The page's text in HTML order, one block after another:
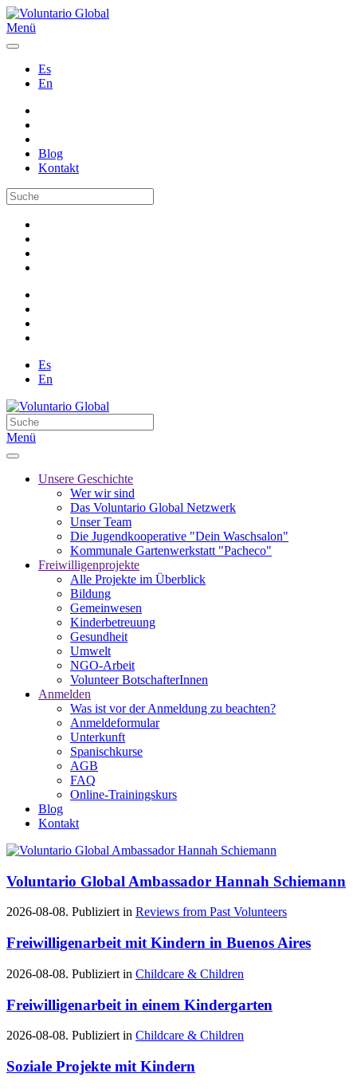
Menü
Es
En
Blog
Kontakt
Es
En
Menü
Unsere Geschichte
Wer wir sind
Das Voluntario Global Netzwerk
Unser Team
Die Jugendkooperative "Dein Waschsalon"
Kommunale Gartenwerkstatt "Pacheco"
Freiwilligenprojekte
Alle Projekte im Überblick
Bildung
Gemeinwesen
Kinderbetreuung
Gesundheit
Umwelt
NGO-Arbeit
Volunteer BotschafterInnen
Anmelden
Was ist vor der Anmeldung zu beachten?
Anmeldeformular
Unterkunft
Spanischkurse
AGB
FAQ
Online-Trainingskurs
Blog
Kontakt
Voluntario Global Ambassador Hannah Schiemann
2026-08-08. Publiziert in Reviews from Past Volunteers
Freiwilligenarbeit mit Kindern in Buenos Aires
2026-08-08. Publiziert in Childcare & Children
Freiwilligenarbeit in einem Kindergarten
2026-08-08. Publiziert in Childcare & Children
Soziale Projekte mit Kindern